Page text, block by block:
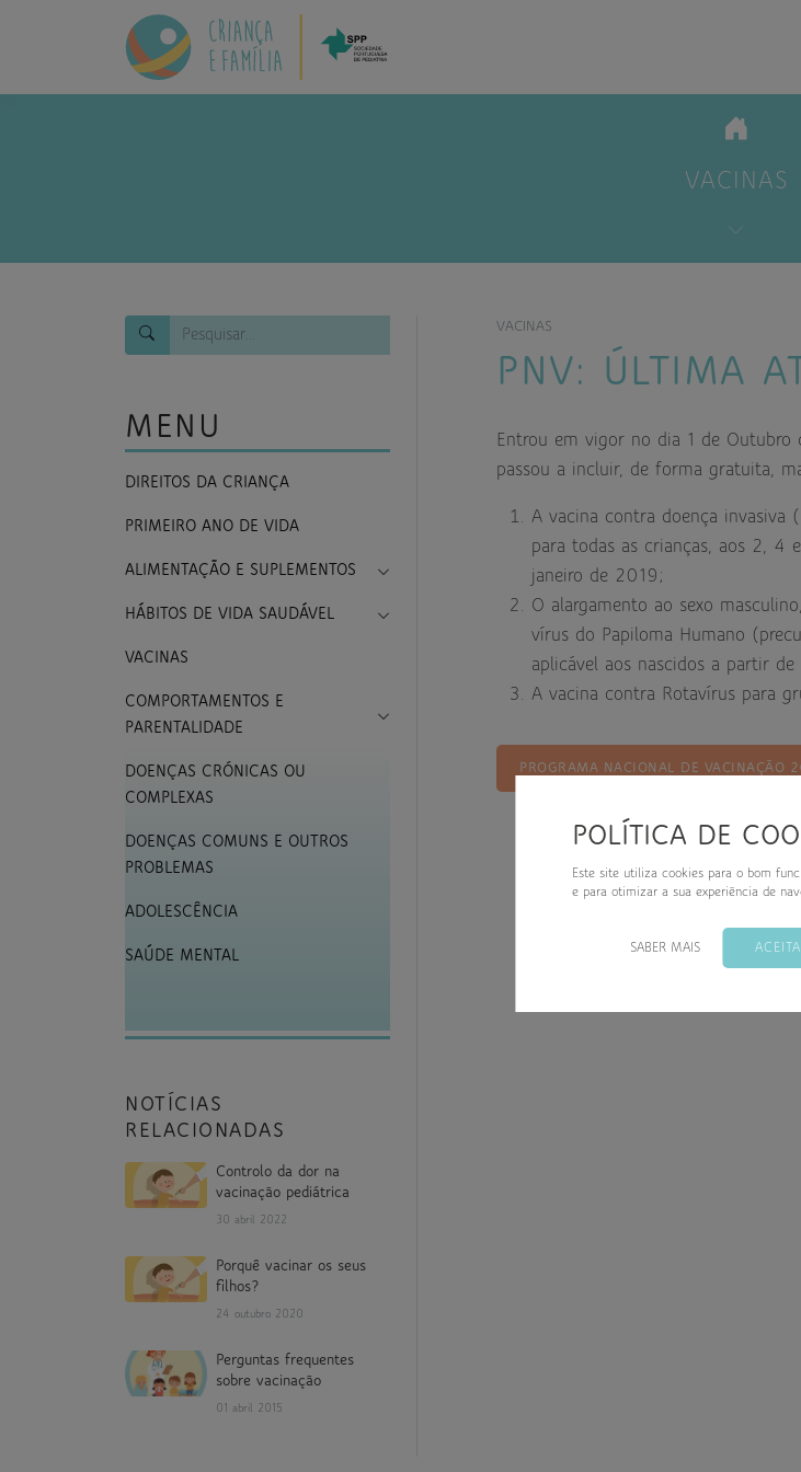
POLÍTICA DE
Este site utiliza cookies para o bom
e para otimizar a sua experiência de
SABER MAIS
VACINAS
MENU
DIREITOS DA CRIANÇA
PRIMEIRO ANO DE VIDA
ALIMENTAÇÃO E SUPLEMENTOS
HÁBITOS DE VIDA SAUDÁVEL Toggle Dropdown
VACINAS
COMPORTAMENTOS E
PARENTALIDADE
DOENÇAS CRÓNICAS OU
COMPLEXAS
DOENÇAS COMUNS E OUTROS
PROBLEMAS
ADOLESCÊNCIA
SAÚDE MENTAL
NOTÍCIAS
RELACIONADAS
Controlo da dor na
vacinação pediátrica
30 abril 2022
Porquê vacinar os seus
filhos?
24 outubro 2020
Perguntas frequentes
sobre vacinação
01 abril 2015
VACINAS
PNV: ÚLTIMA
Entrou em vigor no dia 1 de
passou a incluir, de forma gratuita,
A vacina contra doença invasiva
para todas as crianças, aos 2, 4
janeiro de 2019;
O alargamento ao sexo
vírus do Papiloma Humano
aplicável aos nascidos a partir
A vacina contra Rotavírus para
PROGRAMA NACIONAL DE VACINAÇÃO